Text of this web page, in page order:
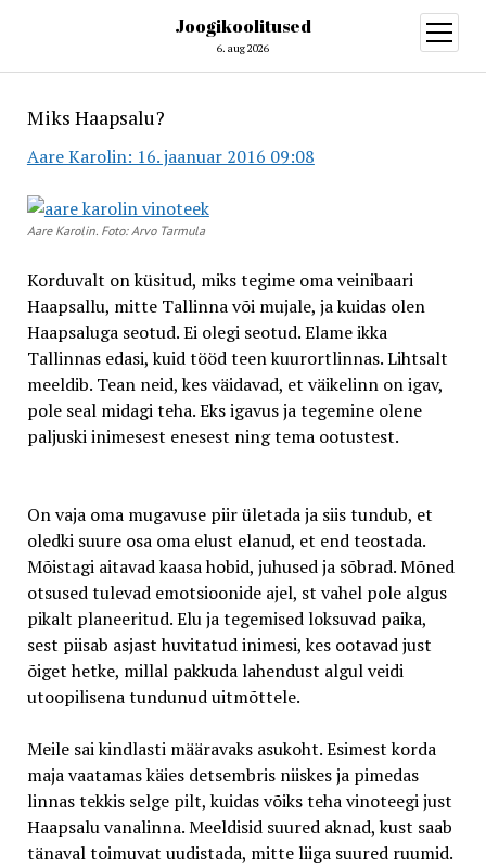
Joogikoolitused
6. aug 2026
open
menu
Miks Haapsalu?
Aare Karolin: 16. jaanuar 2016 09:08
Aare Karolin. Foto: Arvo Tarmula
Korduvalt on küsitud, miks tegime oma veinibaari
Haapsallu, mitte Tallinna või mujale, ja kuidas olen
Haapsaluga seotud. Ei olegi seotud. Elame ikka
Tallinnas edasi, kuid tööd teen kuurortlinnas. Lihtsalt
meeldib. Tean neid, kes väidavad, et väikelinn on igav,
pole seal midagi teha. Eks igavus ja tegemine olene
paljuski inimesest enesest ning tema ootustest.
On vaja oma mugavuse piir ületada ja siis tundub, et
oledki suure osa oma elust elanud, et end teostada.
Mõistagi aitavad kaasa hobid, juhused ja sõbrad. Mõned
otsused tulevad emotsioonide ajel, st vahel pole algus
pikalt planeeritud. Elu ja tegemised loksuvad paika,
sest piisab asjast huvitatud inimesi, kes ootavad just
õiget hetke, millal pakkuda lahendust algul veidi
utoopilisena tundunud uitmõttele.
Meile sai kindlasti määravaks asukoht. Esimest korda
maja vaatamas käies detsembris niiskes ja pimedas
linnas tekkis selge pilt, kuidas võiks teha vinoteegi just
Haapsalu vanalinna. Meeldisid suured aknad, kust saab
tänaval toimuvat uudistada, mitte liiga suured ruumid.